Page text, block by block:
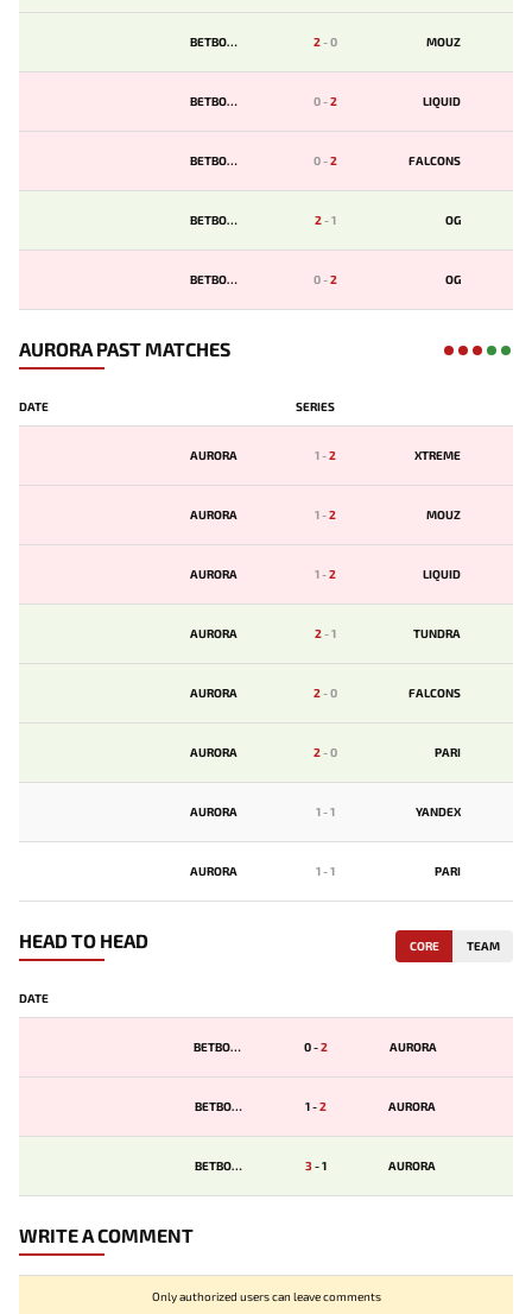
BETBOOM 2-0 MOUZ
BETBOOM 0-2 LIQUID
BETBOOM 0-2 FALCONS
BETBOOM 2-1 OG
BETBOOM 0-2 OG
AURORA PAST MATCHES
DATE SERIES
AURORA 1-2 XTREME
AURORA 1-2 MOUZ
AURORA 1-2 LIQUID
AURORA 2-1 TUNDRA
AURORA 2-0 FALCONS
AURORA 2-0 PARI
AURORA 1-1 YANDEX
AURORA 1-1 PARI
HEAD TO HEAD CORE TEAM
DATE
BETBOOM 0-2 AURORA
BETBOOM 1-2 AURORA
BETBOOM 3-1 AURORA
WRITE A COMMENT
Only authorized users can leave comments